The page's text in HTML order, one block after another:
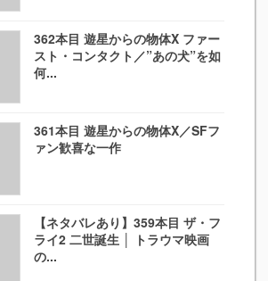
362本目 遊星からの物体X ファー
スト・コンタクト／”あの犬”を如
何...
361本目 遊星からの物体X／SFフ
ァン歓喜な一作
【ネタバレあり】359本目 ザ・フ
ライ2 二世誕生 │ トラウマ映画
の...